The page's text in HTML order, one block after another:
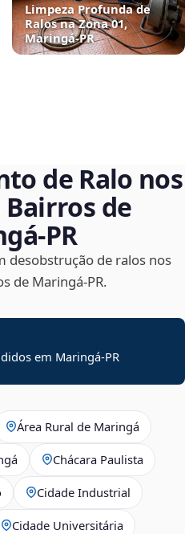
Limpeza Profunda de
Ralos na Zona 01,
Maringá‑PR
de Ralo nos
de
desobstrução de ralos nos
de Maringá‑PR.
em Maringá-PR
Área Rural de Maringá
Chácara Paulista
Cidade Industrial
Cidade Universitária